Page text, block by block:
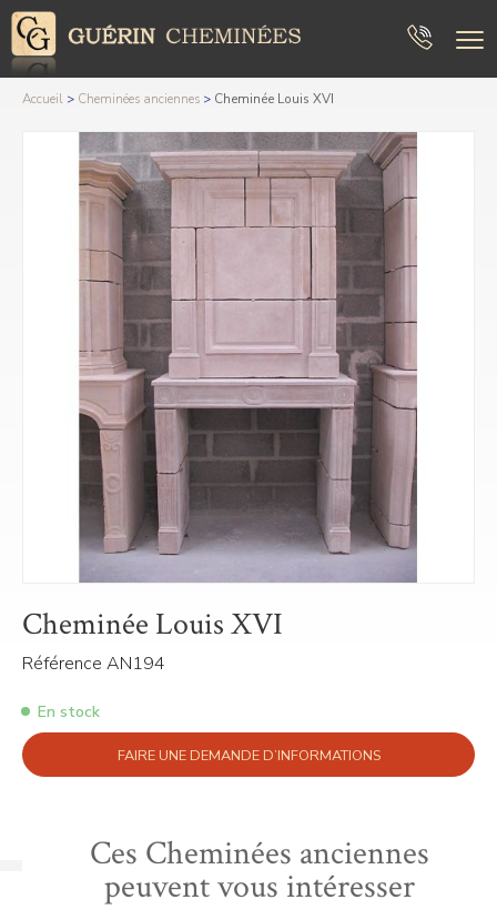
Accueil > Cheminées anciennes > Cheminée Louis XVI
Cheminée Louis XVI
Référence AN194
En stock
FAIRE UNE DEMANDE D’INFORMATIONS
Ces Cheminées anciennes
peuvent vous intéresser